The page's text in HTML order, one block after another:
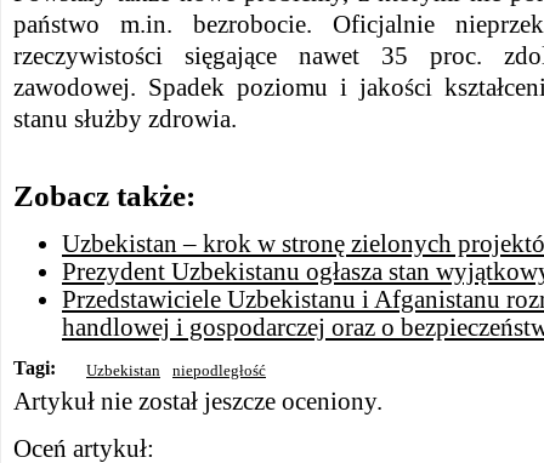
państwo m.in. bezrobocie. Oficjalnie
rzeczywistości sięgające nawet 35 proc.
zawodowej. Spadek poziomu i jakości
stanu służby zdrowia.
Zobacz także:
Uzbekistan – krok w stronę zielonych
Prezydent Uzbekistanu ogłasza stan
Przedstawiciele Uzbekistanu i Afganistanu
handlowej i gospodarczej oraz o
Tagi: Uzbekistan niepodległość
Artykuł nie został jeszcze oceniony.
Oceń artykuł: